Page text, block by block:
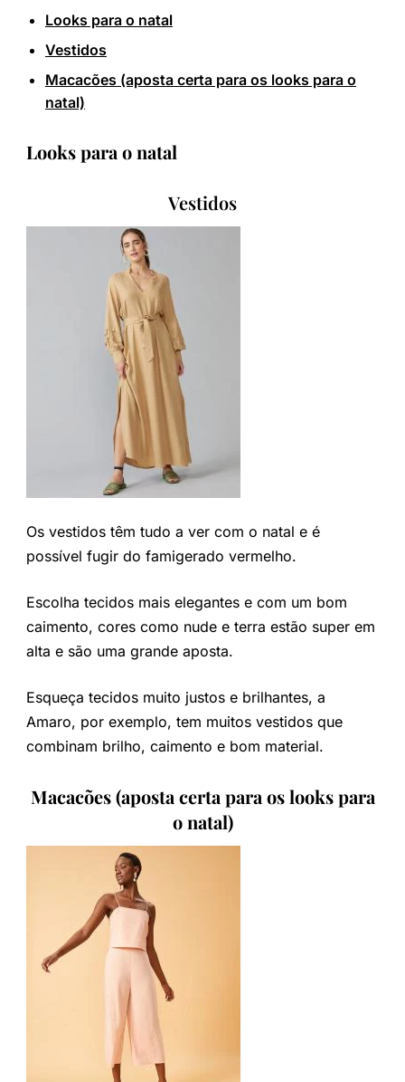
Looks para o natal
Vestidos
Macacões (aposta certa para os looks para o
natal)
Looks para o natal
Vestidos
Os vestidos têm tudo a ver com o natal e é
possível fugir do famigerado vermelho.
Escolha tecidos mais elegantes e com um bom
caimento, cores como nude e terra estão super em
alta e são uma grande aposta.
Esqueça tecidos muito justos e brilhantes, a
Amaro, por exemplo, tem muitos vestidos que
combinam brilho, caimento e bom material.
Macacões (aposta certa para os looks para
o natal)